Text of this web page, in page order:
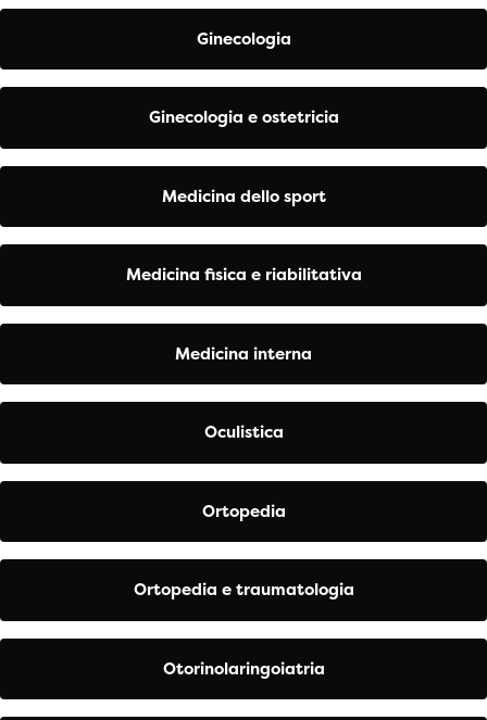
Ginecologia
Ginecologia e ostetricia
Medicina dello sport
Medicina fisica e riabilitativa
Medicina interna
Oculistica
Ortopedia
Ortopedia e traumatologia
Otorinolaringoiatria